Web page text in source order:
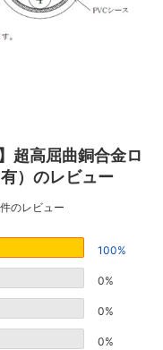
超高屈曲銅合金ロ
）のレビュー
5
のレビュー
100%
0%
0%
0%